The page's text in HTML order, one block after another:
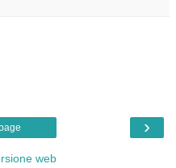
›
web